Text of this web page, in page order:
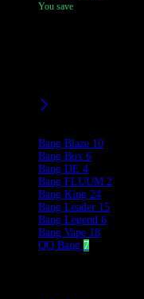
You save
Bang Blaze 10
Bang Box 6
Bang DE 4
Bang FLUUM 2
Bang King 24
Bang Leader 15
Bang Legend 6
Bang Vape 18
QQ Bang 7